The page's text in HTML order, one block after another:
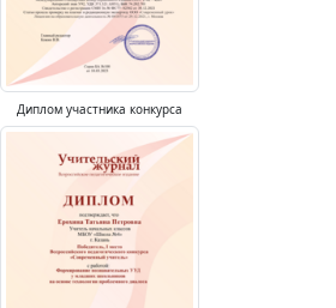
Диплом участника конкурса